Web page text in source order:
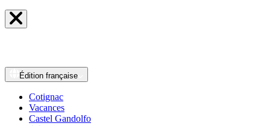
Édition française
Cotignac
Vacances
Castel Gandolfo